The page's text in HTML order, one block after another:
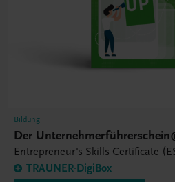
Bildung
Der
Entrepreneur's Skills Certificate
TRAUNER-DigiBox